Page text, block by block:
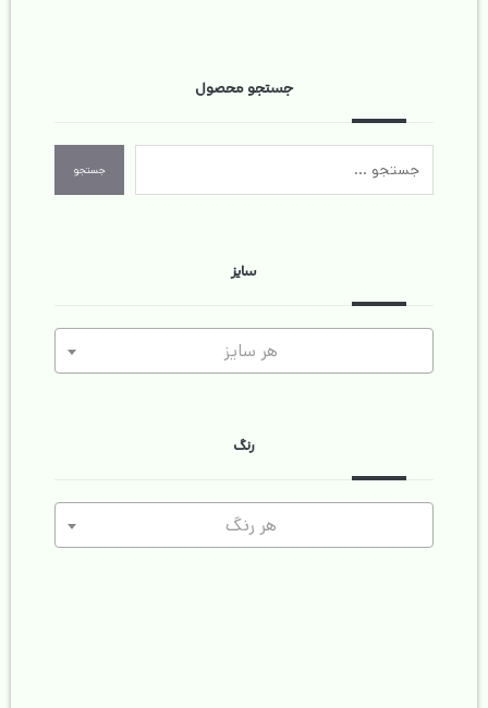
جستجو محصول
جستجو
سایز
هر سایز
رنگ
هر رنگ